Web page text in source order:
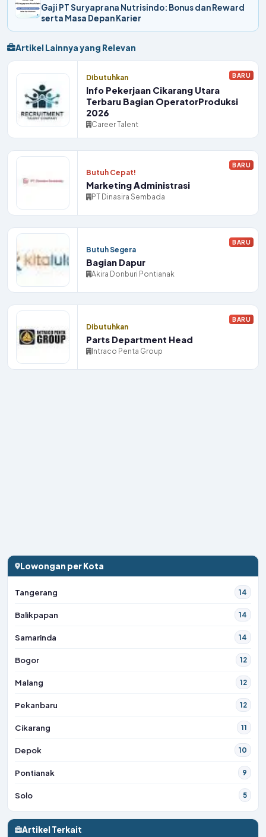
Gaji PT Suryaprana Nutrisindo: Bonus dan Reward
serta Masa Depan Karier
Artikel Lainnya yang Relevan
Dibutuhkan
Info Pekerjaan Cikarang Utara
Terbaru Bagian OperatorProduksi
2026
Career Talent
BARU
Butuh Cepat!
Marketing Administrasi
PT Dinasira Sembada
BARU
Butuh Segera
Bagian Dapur
Akira Donburi Pontianak
BARU
Dibutuhkan
Parts Department Head
Intraco Penta Group
BARU
Lowongan per Kota
Tangerang 14
Balikpapan 14
Samarinda 14
Bogor 12
Malang 12
Pekanbaru 12
Cikarang 11
Depok 10
Pontianak 9
Solo 5
Artikel Terkait